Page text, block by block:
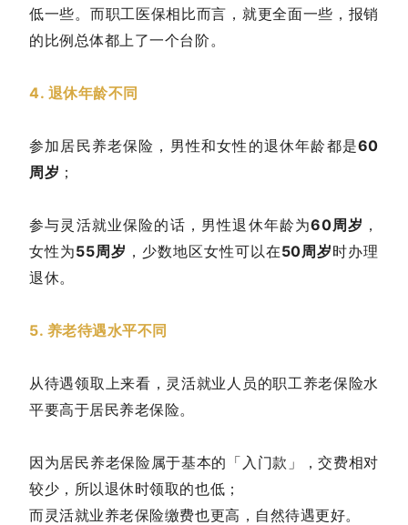
低一些。而职工医保相比而言，就更全面一些，报销
的比例总体都上了一个台阶。
4. 退休年龄不同
参加居民养老保险，男性和女性的退休年龄都是60
周岁 ；
参与灵活就业保险的话，男性退休年龄为60周岁 ，
女性为55周岁 ，少数地区女性可以在50周岁时办理
退休。
5. 养老待遇水平不同
从待遇领取上来看，灵活就业人员的职工养老保险水
平要高于居民养老保险。
因为居民养老保险属于基本的「入门款」，交费相对
较少，所以退休时领取的也低；
而灵活就业养老保险缴费也更高，自然待遇更好。